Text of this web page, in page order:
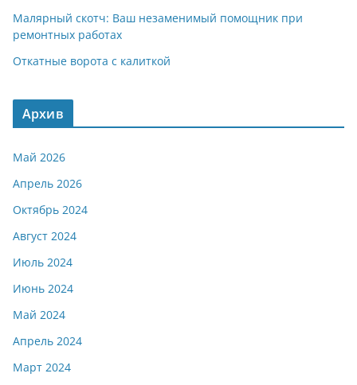
Малярный скотч: Ваш незаменимый помощник при
ремонтных работах
Откатные ворота с калиткой
Архив
Май 2026
Апрель 2026
Октябрь 2024
Август 2024
Июль 2024
Июнь 2024
Май 2024
Апрель 2024
Март 2024